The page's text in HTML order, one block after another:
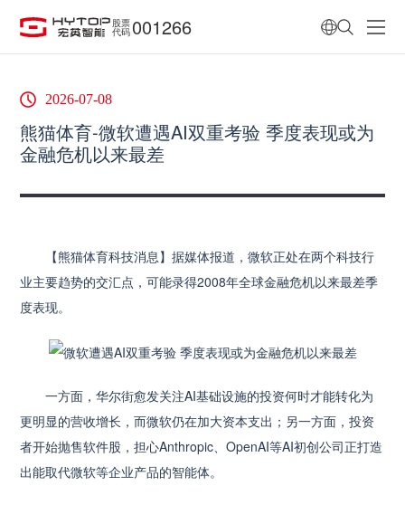
股票
代码 001266
2026-07-08
熊猫体育-微软遭遇AI双重考验 季度表现或为
金融危机以来最差
【熊猫体育科技消息】据媒体报道，微软正处在两个科技行
业主要趋势的交汇点，可能录得2008年全球金融危机以来最差季
度表现。
一方面，华尔街愈发关注AI基础设施的投资何时才能转化为
更明显的营收增长，而微软仍在加大资本支出；另一方面，投资
者开始抛售软件股，担心Anthropic、OpenAI等AI初创公司正打造
出能取代微软等企业产品的智能体。